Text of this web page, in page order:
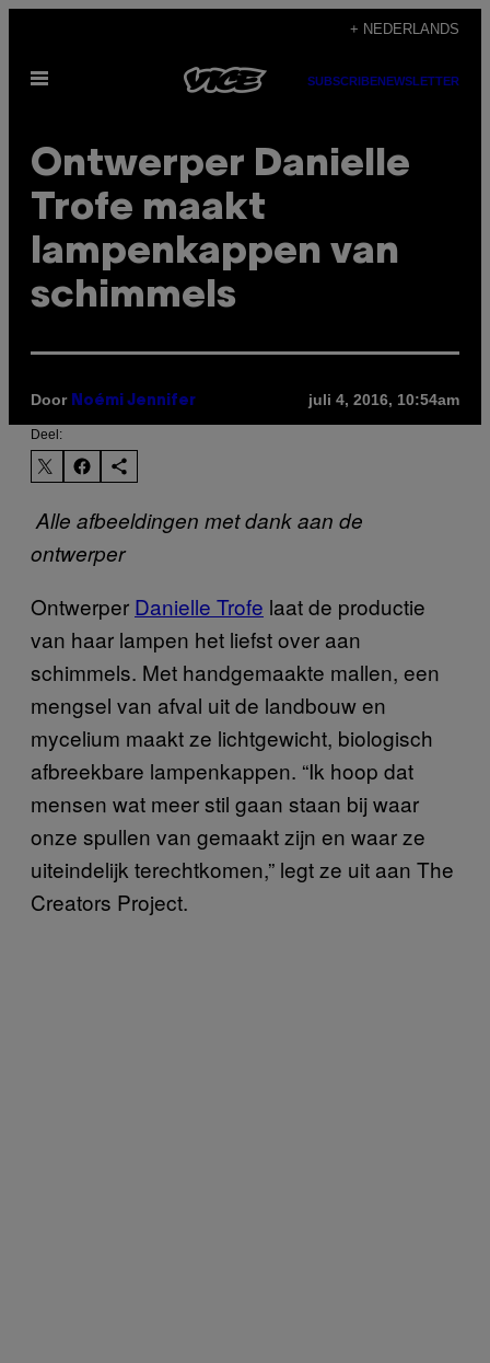
de
+ NEDERLANDS
Open
SUBSCRIBENEWSLETTER
Ontwerper Danielle
Trofe maakt
lampenkappen van
schimmels
Door Noémi Jennifer juli 4, 2016, 10:54am
Deel:
Alle afbeeldingen met dank aan de
ontwerper
Ontwerper Danielle Trofe laat de productie
van haar lampen het liefst over aan
schimmels. Met handgemaakte mallen, een
mengsel van afval uit de landbouw en
mycelium maakt ze lichtgewicht, biologisch
afbreekbare lampenkappen. “Ik hoop dat
mensen wat meer stil gaan staan bij waar
onze spullen van gemaakt zijn en waar ze
uiteindelijk terechtkomen,” legt ze uit aan The
Creators Project.